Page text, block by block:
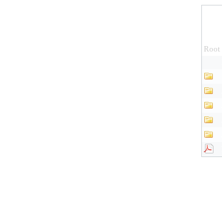
Root